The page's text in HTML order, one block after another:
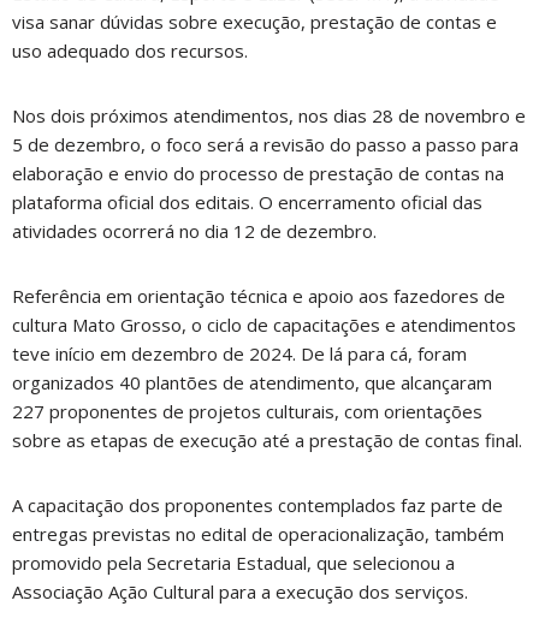
visa sanar dúvidas sobre execução, prestação de contas e
uso adequado dos recursos.
Nos dois próximos atendimentos, nos dias 28 de novembro e
5 de dezembro, o foco será a revisão do passo a passo para
elaboração e envio do processo de prestação de contas na
plataforma oficial dos editais. O encerramento oficial das
atividades ocorrerá no dia 12 de dezembro.
Referência em orientação técnica e apoio aos fazedores de
cultura Mato Grosso, o ciclo de capacitações e atendimentos
teve início em dezembro de 2024. De lá para cá, foram
organizados 40 plantões de atendimento, que alcançaram
227 proponentes de projetos culturais, com orientações
sobre as etapas de execução até a prestação de contas final.
A capacitação dos proponentes contemplados faz parte de
entregas previstas no edital de operacionalização, também
promovido pela Secretaria Estadual, que selecionou a
Associação Ação Cultural para a execução dos serviços.